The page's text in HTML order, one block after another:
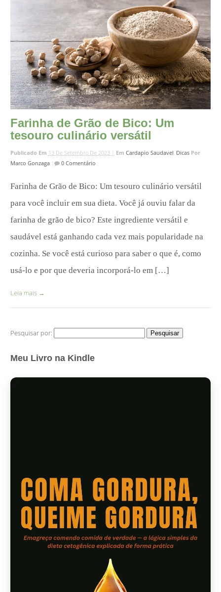
Farinha de Grão de Bico: Um
tesouro culinário versátil
Publicado Em 13 De Setembro De 2023 | Em Cardapio Saudavel Dicas Por
Marco Gonzaga | 0 Comentário
Farinha de Grão de Bico: Um tesouro culinário versátil
para você incluir em sua dieta. Você já ouviu falar da
farinha de grão de bico? Este ingrediente versátil e
saudável está ganhando cada vez mais popularidade na
cozinha. Se você está curioso para saber o que é, como
usá-lo e por que deveria incorporá-lo em […]
Leia mais →
Pesquisar por:
Meu Livro na Kindle